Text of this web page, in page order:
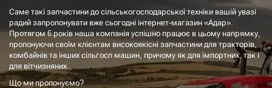
Саме такі запчастини до сільськогосподарської техніки вашій увазі
радий запропонувати вже сьогодні інтернет-магазин «Адар».
Протягом 6 років наша компанія успішно працює в цьому напрямку,
пропонуючи своїм клієнтам високоякісні запчастини для тракторів,
комбайнів та інших сільгосп машин, причому як для імпортних, так і
для вітчизняних.
Що ми пропонуємо?